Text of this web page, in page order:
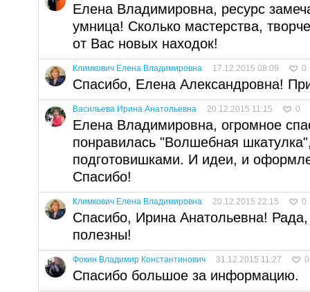
Елена Владимировна, ресурс
умница! Сколько мастерства,
от Вас новых находок!
Климкович Елена Владимировна 17.12.2015 08:09 0
Спасибо, Елена Александровна!
Васильева Ирина Анатольевна 20.12.2015 11:15 0
Елена Владимировна, огромное
понравилась "Волшебная
подготовишками. И идеи, и
Спасибо!
Климкович Елена Владимировна 20.12.2015 22:15 0
Спасибо, Ирина Анатольевна!
полезны!
Фокин Владимир Константинович 31.12.2015 11:27 0
Спасибо большое за информацию.